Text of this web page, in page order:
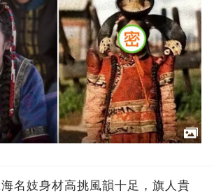
名妓身材高挑風韻十足，旗人貴